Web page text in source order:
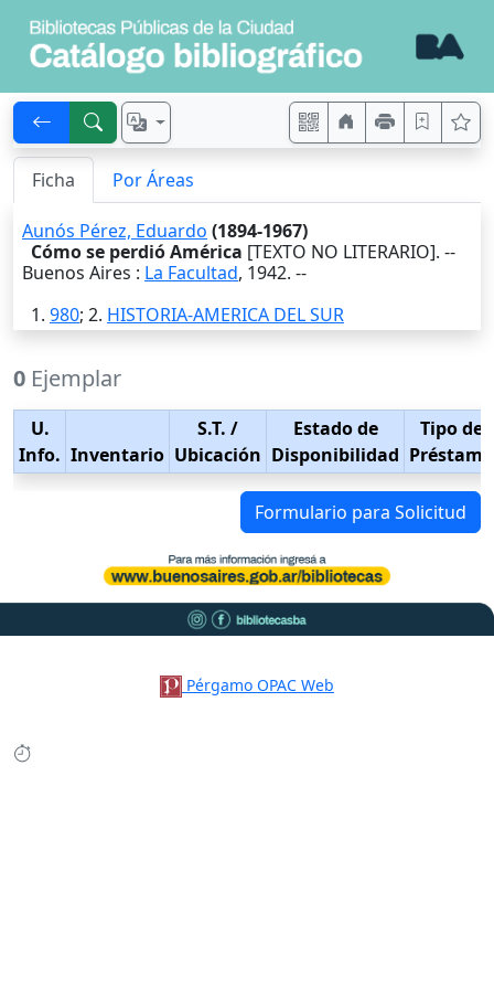
Ficha Por Áreas
Aunós Pérez, Eduardo (1894-1967)
Cómo se perdió América [TEXTO NO LITERARIO]. --
Buenos Aires : La Facultad, 1942. --
1. 980; 2. HISTORIA-AMERICA DEL SUR
0 Ejemplar
U.
Info. Inventario
S.T. /
Ubicación
Estado de
Disponibilidad
Tipo de
Préstamo
Formulario para Solicitud
Pérgamo OPAC Web